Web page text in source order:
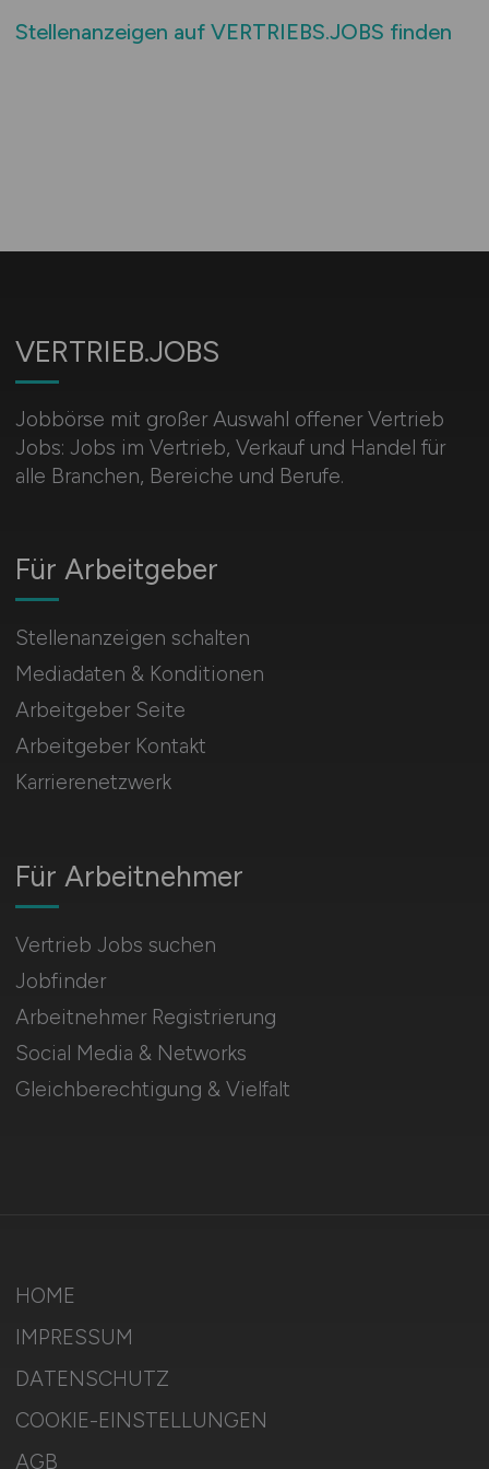
Stellenanzeigen auf VERTRIEBS.JOBS finden
VERTRIEB.JOBS
Jobbörse mit großer Auswahl offener Vertrieb
Jobs: Jobs im Vertrieb, Verkauf und Handel für
alle Branchen, Bereiche und Berufe.
Für Arbeitnehmer
Vertrieb Jobs suchen
Jobfinder
Arbeitnehmer Registrierung
Social Media & Networks
Gleichberechtigung & Vielfalt
Für Arbeitgeber
Stellenanzeigen schalten
Mediadaten & Konditionen
Arbeitgeber Seite
Arbeitgeber Kontakt
Karrierenetzwerk
HOME
IMPRESSUM
DATENSCHUTZ
COOKIE-EINSTELLUNGEN
AGB